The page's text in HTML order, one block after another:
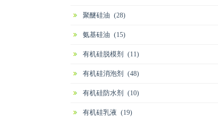
聚醚硅油 (28)
氨基硅油 (15)
有机硅脱模剂 (11)
有机硅消泡剂 (48)
有机硅防水剂 (10)
有机硅乳液 (19)